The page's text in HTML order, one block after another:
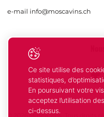
e-mail info@moscavins.ch
© 2026 Mosca Vins. Tous droits
Ce site utilise des
statistiques,
En poursuivant votre
acceptez l’utilisation
ci-dessus.